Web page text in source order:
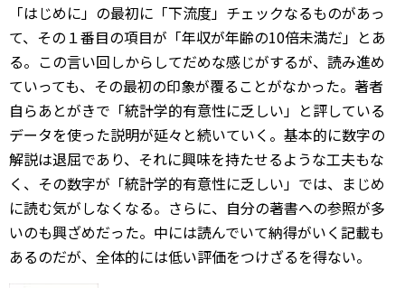
「はじめに」の最初に「下流度」チェックなるものがあっ
て、その１番目の項目が「年収が年齢の10倍未満だ」とあ
る。この言い回しからしてだめな感じがするが、読み進め
ていっても、その最初の印象が覆ることがなかった。著者
自らあとがきで「統計学的有意性に乏しい」と評している
データを使った説明が延々と続いていく。基本的に数字の
解説は退屈であり、それに興味を持たせるような工夫もな
く、その数字が「統計学的有意性に乏しい」では、まじめ
に読む気がしなくなる。さらに、自分の著書への参照が多
いのも興ざめだった。中には読んでいて納得がいく記載も
あるのだが、全体的には低い評価をつけざるを得ない。